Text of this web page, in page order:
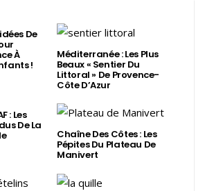
De
À
!
Méditerranée : Les Plus
Beaux « Sentier Du
Littoral » De Provence-
Côte D’Azur
: Les
De La
Chaîne Des Côtes : Les
Pépites Du Plateau De
Manivert